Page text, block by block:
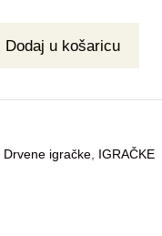
Dodaj u košaricu
Drvene igračke, IGRAČKE